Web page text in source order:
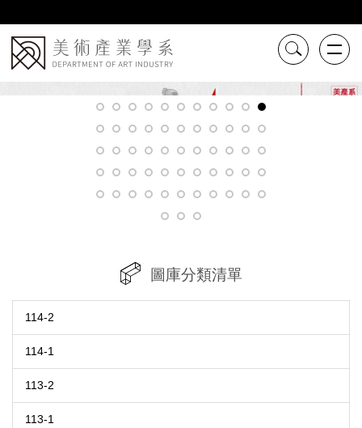
到
主
要
內
容
圖庫分類清單
114-2
114-1
113-2
113-1